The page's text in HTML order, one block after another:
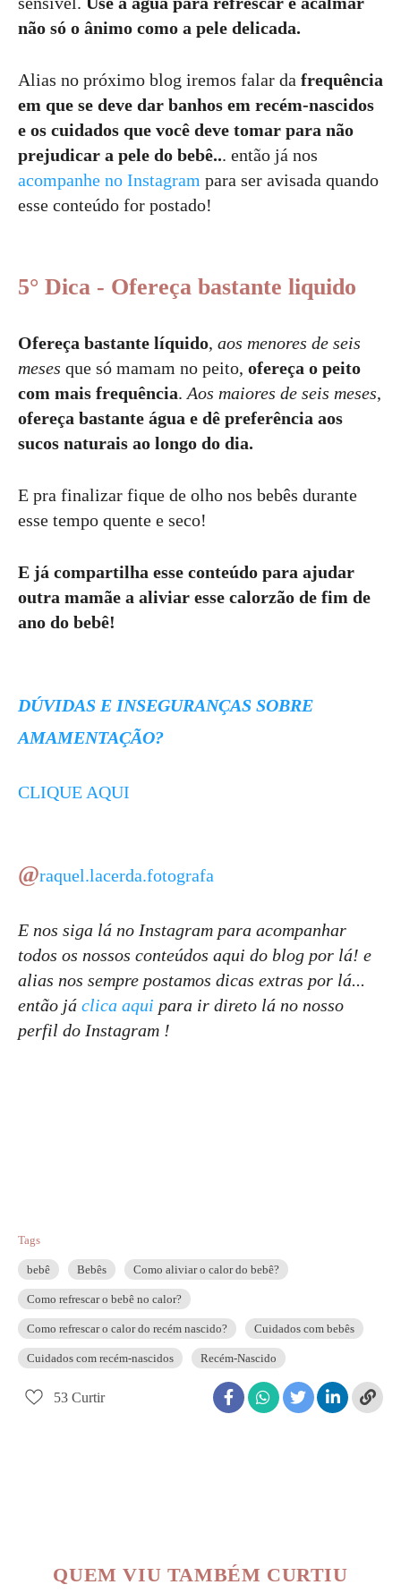
não só o ânimo como a pele delicada.
Alias no próximo blog iremos falar da frequência
em que se deve dar banhos em recém-nascidos
e os cuidados que você deve tomar para não
prejudicar a pele do bebê... então já nos
acompanhe no Instagram para ser avisada quando
esse conteúdo for postado!
5° Dica - Ofereça bastante liquido
Ofereça bastante líquido, aos menores de seis
meses que só mamam no peito, ofereça o peito
com mais frequência. Aos maiores de seis meses,
ofereça bastante água e dê preferência aos
sucos naturais ao longo do dia.
E pra finalizar fique de olho nos bebês durante
esse tempo quente e seco!
E já compartilha esse conteúdo para ajudar
outra mamãe a aliviar esse calorzão de fim de
ano do bebê!
DÚVIDAS E INSEGURANÇAS SOBRE
AMAMENTAÇÃO?
CLIQUE AQUI
@raquel.lacerda.fotografa
E nos siga lá no Instagram para acompanhar
todos os nossos conteúdos aqui do blog por lá! e
alias nos sempre postamos dicas extras por lá...
então já clica aqui para ir direto lá no nosso
perfil do Instagram !
Tags
bebê Bebês Como aliviar o calor do bebê?
Como refrescar o bebê no calor?
Como refrescar o calor do recém nascido? Cuidados com bebês
Cuidados com recém-nascidos Recém-Nascido
53 Curtir
QUEM VIU TAMBÉM CURTIU